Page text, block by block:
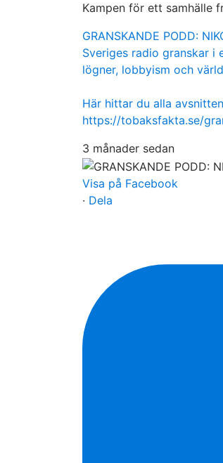
Kampen för ett samhälle
GRANSKANDE PODD:
Sveriges radio granskar i
lögner, lobbyism och
Här hittar du alla
https://tobaksfakta.se/
3 månader sedan
Visa på Facebook
· Dela